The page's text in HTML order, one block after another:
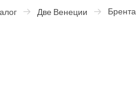
Две Венеции Брента